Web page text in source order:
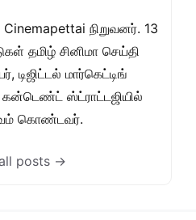
நிறுவனர். 13
தமிழ் சினிமா செய்தி
டிஜிட்டல் மார்கெட்டிங்
கன்டெண்ட் ஸ்ட்ராட்டஜியில்
கொண்டவர்.
posts →